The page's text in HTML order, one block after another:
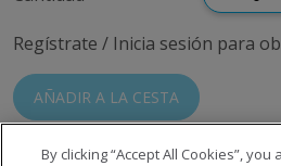
AÑADIR A LA CESTA
By clicking “Accept All Cookies”,